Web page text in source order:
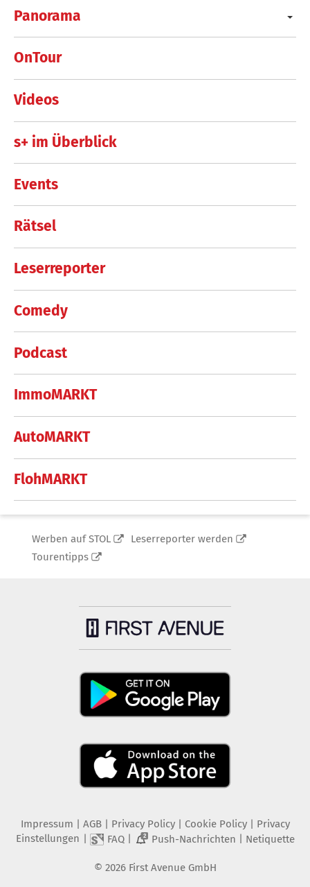
Panorama
OnTour
Videos
s+ im Überblick
Events
Rätsel
Leserreporter
Comedy
Podcast
ImmoMARKT
AutoMARKT
FlohMARKT
Werben auf STOL
Leserreporter werden
Tourentipps
Impressum AGB Privacy Policy| Cookie Policy| Privacy
Einstellungen
FAQ| 2 Push-Nachrichten Netiquette
© 2026 First Avenue GmbH